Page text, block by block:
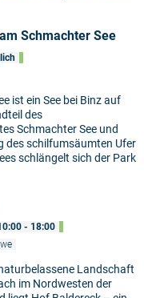
Schmachter See
ist ein See bei Binz auf
des
Schmachter See und
des schilfumsäumten Ufer
schlängelt sich der Park
- 18:00
Landschaft
im Nordwesten der